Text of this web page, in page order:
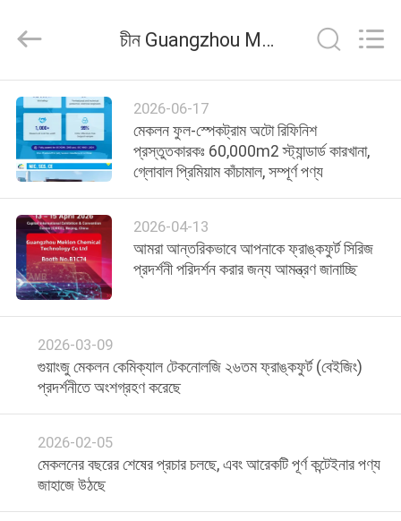
বাড়ি
পণ্য
ভিডিও
আমাদের
সম্পর্কে
কারখানা
ভ্রমণ
নিয়ন্ত্রণ
Technology
Rights
চীন Guangzhou Meklon Chemical Technology Co., Ltd. কোম্পানি সংবাদ
2026-06-17
মেকলন ফুল-স্পেকট্রাম অটো রিফিনিশ
প্রস্তুতকারকঃ 60,000m2 স্ট্যান্ডার্ড কারখানা,
গ্লোবাল প্রিমিয়াম কাঁচামাল, সম্পূর্ণ পণ্য
2026-04-13
আমরা আন্তরিকভাবে আপনাকে ফ্রাঙ্কফুর্ট সিরিজ
প্রদর্শনী পরিদর্শন করার জন্য আমন্ত্রণ জানাচ্ছি
2026-03-09
গুয়াংজু মেকলন কেমিক্যাল টেকনোলজি ২৬তম ফ্রাঙ্কফুর্ট (বেইজিং)
প্রদর্শনীতে অংশগ্রহণ করেছে
2026-02-05
মেকলনের বছরের শেষের প্রচার চলছে, এবং আরেকটি পূর্ণ কন্টেইনার পণ্য
জাহাজে উঠছে